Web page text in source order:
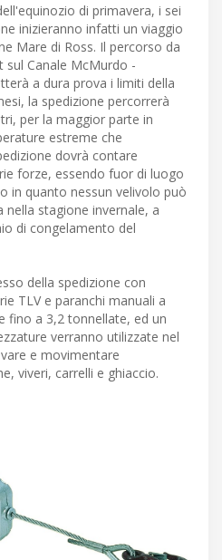
di primavera, i sei
inizieranno infatti un viaggio
Mare di Ross. Il percorso da
sul Canale McMurdo -
a dura prova i limiti della
la spedizione percorrerà
per la maggior parte in
estreme che
dovrà contare
forze, essendo fuor di luogo
in quanto nessun velivolo può
nella stagione invernale, a
di congelamento del
della spedizione con
TLV e paranchi manuali a
fino a 3,2 tonnellate, ed un
verranno utilizzate nel
e movimentare
viveri, carrelli e ghiaccio.